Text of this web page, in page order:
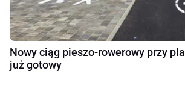
Nowy ciąg pieszo-rowerowy przy
już gotowy